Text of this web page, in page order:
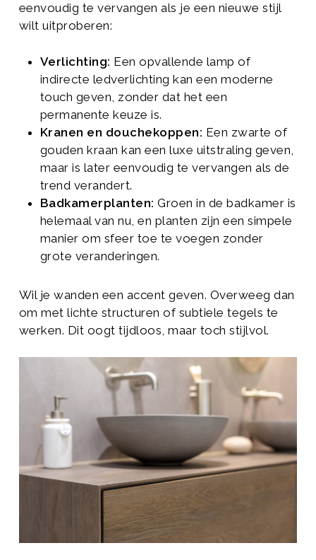
eenvoudig te vervangen als je een nieuwe stijl
wilt uitproberen:
Verlichting: Een opvallende lamp of
indirecte ledverlichting kan een moderne
touch geven, zonder dat het een
permanente keuze is.
Kranen en douchekoppen: Een zwarte of
gouden kraan kan een luxe uitstraling geven,
maar is later eenvoudig te vervangen als de
trend verandert.
Badkamerplanten: Groen in de badkamer is
helemaal van nu, en planten zijn een simpele
manier om sfeer toe te voegen zonder
grote veranderingen.
Wil je wanden een accent geven. Overweeg dan
om met lichte structuren of subtiele tegels te
werken. Dit oogt tijdloos, maar toch stijlvol.